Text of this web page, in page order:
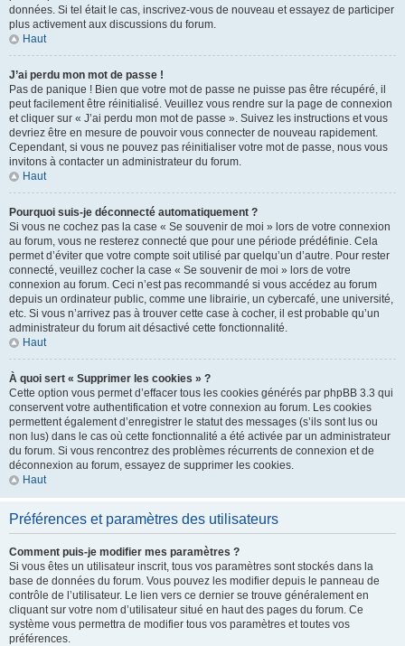
données. Si tel était le cas, inscrivez-vous de nouveau et essayez de participer
plus activement aux discussions du forum.
Haut
J’ai perdu mon mot de passe !
Pas de panique ! Bien que votre mot de passe ne puisse pas être récupéré, il
peut facilement être réinitialisé. Veuillez vous rendre sur la page de connexion
et cliquer sur « J’ai perdu mon mot de passe ». Suivez les instructions et vous
devriez être en mesure de pouvoir vous connecter de nouveau rapidement.
Cependant, si vous ne pouvez pas réinitialiser votre mot de passe, nous vous
invitons à contacter un administrateur du forum.
Haut
Pourquoi suis-je déconnecté automatiquement ?
Si vous ne cochez pas la case « Se souvenir de moi » lors de votre connexion
au forum, vous ne resterez connecté que pour une période prédéfinie. Cela
permet d’éviter que votre compte soit utilisé par quelqu’un d’autre. Pour rester
connecté, veuillez cocher la case « Se souvenir de moi » lors de votre
connexion au forum. Ceci n’est pas recommandé si vous accédez au forum
depuis un ordinateur public, comme une librairie, un cybercafé, une université,
etc. Si vous n’arrivez pas à trouver cette case à cocher, il est probable qu’un
administrateur du forum ait désactivé cette fonctionnalité.
Haut
À quoi sert « Supprimer les cookies » ?
Cette option vous permet d’effacer tous les cookies générés par phpBB 3.3 qui
conservent votre authentification et votre connexion au forum. Les cookies
permettent également d’enregistrer le statut des messages (s’ils sont lus ou
non lus) dans le cas où cette fonctionnalité a été activée par un administrateur
du forum. Si vous rencontrez des problèmes récurrents de connexion et de
déconnexion au forum, essayez de supprimer les cookies.
Haut
Préférences et paramètres des utilisateurs
Comment puis-je modifier mes paramètres ?
Si vous êtes un utilisateur inscrit, tous vos paramètres sont stockés dans la
base de données du forum. Vous pouvez les modifier depuis le panneau de
contrôle de l’utilisateur. Le lien vers ce dernier se trouve généralement en
cliquant sur votre nom d’utilisateur situé en haut des pages du forum. Ce
système vous permettra de modifier tous vos paramètres et toutes vos
préférences.